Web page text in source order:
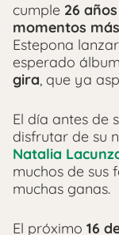
cumple 26 años
momentos
Estepona
esperado
gira, que ya
El día antes de
disfrutar de su
Natalia
muchos de sus
muchas ganas.
El próximo 16